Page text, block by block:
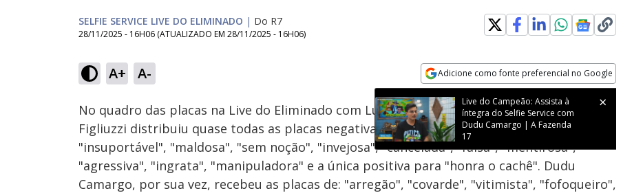
SELFIE SERVICE LIVE DO ELIMINADO | Do R7
28/11/2025 - 16H06 (ATUALIZADO EM 28/11/2025 - 16H06)
A+ A- Adicione como fonte preferencial no Google
Opens in new window
Live do Campeão: Assista à
íntegra do Selfie Service com
Dudu Camargo | A Fazenda
17
Ativar
Som
10.61%
Velocidade
No quadro das placas na Live do Eliminado com Lucas Selfie nesta sextafeira (28), Rayane
Figliuzzi distribuiu quase todas as placas negativas para Carol Lekker: "VTzeira",
"insuportável", "maldosa", "sem noção", "invejosa", "cancelada", "falsa", "mentirosa",
"agressiva", "ingrata", "manipuladora" e a única positiva para "honra o cachê". Dudu
Camargo, por sua vez, recebeu as placas de: "arregão", "covarde", "vitimista", "fofoqueiro",